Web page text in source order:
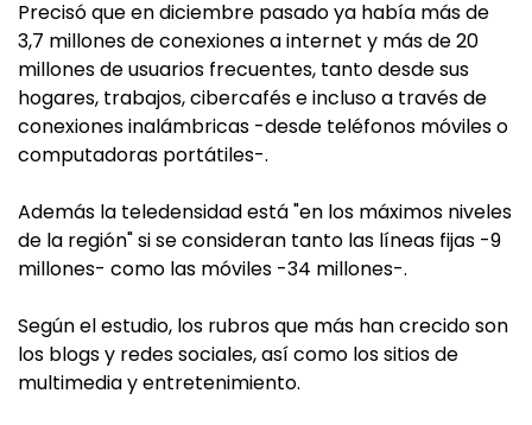
Precisó que en diciembre pasado ya había más de
3,7 millones de conexiones a internet y más de 20
millones de usuarios frecuentes, tanto desde sus
hogares, trabajos, cibercafés e incluso a través de
conexiones inalámbricas -desde teléfonos móviles o
computadoras portátiles-.
Además la teledensidad está "en los máximos niveles
de la región" si se consideran tanto las líneas fijas -9
millones- como las móviles -34 millones-.
Según el estudio, los rubros que más han crecido son
los blogs y redes sociales, así como los sitios de
multimedia y entretenimiento.